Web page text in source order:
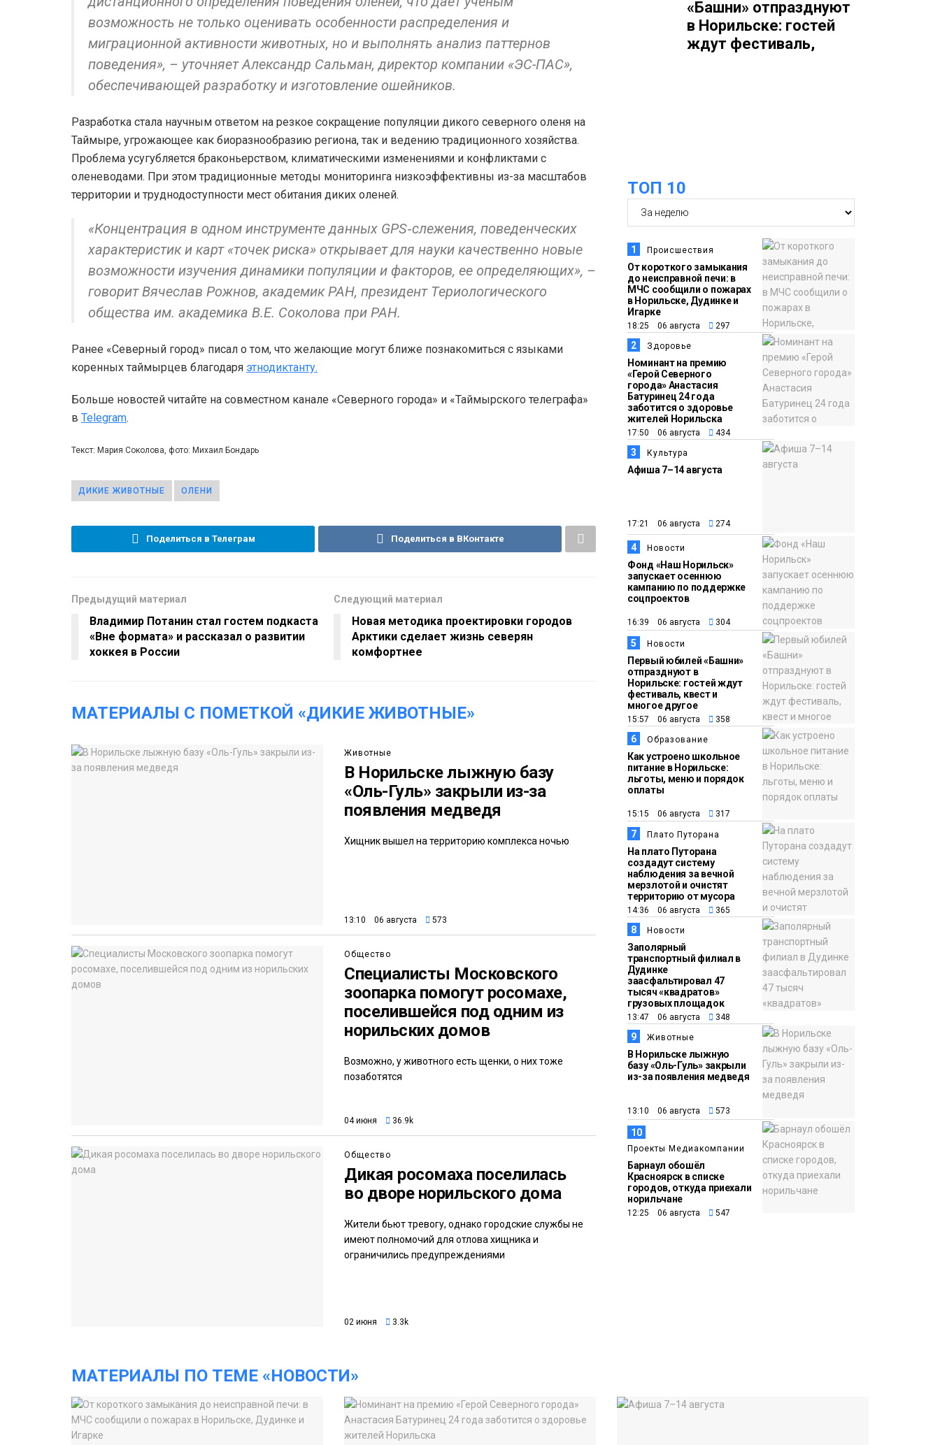
возможность не только оценивать особенности распределения и
миграционной активности животных, но и выполнять анализ паттернов
поведения», – уточняет Александр Сальман, директор компании «ЭС-ПАС»,
обеспечивающей разработку и изготовление ошейников.
Разработка стала научным ответом на резкое сокращение популяции дикого северного оленя на
Таймыре, угрожающее как биоразнообразию региона, так и ведению традиционного хозяйства.
Проблема усугубляется браконьерством, климатическими изменениями и конфликтами с
оленеводами. При этом традиционные методы мониторинга низкоэффективны из-за масштабов
территории и труднодоступности мест обитания диких оленей.
«Концентрация в одном инструменте данных GPS‑слежения, поведенческих
характеристик и карт «точек риска» открывает для науки качественно новые
возможности изучения динамики популяции и факторов, ее определяющих», –
говорит Вячеслав Рожнов, академик РАН, президент Териологического
общества им. академика В.Е. Соколова при РАН.
Ранее «Северный город» писал о том, что желающие могут ближе познакомиться с языками
коренных таймырцев благодаря этнодиктанту.
Больше новостей читайте на совместном канале «Северного города» и «Таймырского телеграфа»
в Telegram.
Текст: Мария Соколова, фото: Михаил Бондарь
ДИКИЕ ЖИВОТНЫЕ ОЛЕНИ
Поделиться в Телеграм Поделиться в ВКонтакте
Предыдущий материал
Владимир Потанин стал гостем подкаста
«Вне формата» и рассказал о развитии
хоккея в России
Следующий материал
Новая методика проектировки городов
Арктики сделает жизнь северян
комфортнее
МАТЕРИАЛЫ С ПОМЕТКОЙ «ДИКИЕ ЖИВОТНЫЕ»
Животные
В Норильске лыжную базу
«Оль-Гуль» закрыли из-за
появления медведя
Хищник вышел на территорию комплекса ночью
13:10 06 августа 573
Общество
Специалисты Московского
зоопарка помогут росомахе,
поселившейся под одним из
норильских домов
Возможно, у животного есть щенки, о них тоже
позаботятся
04 июня 36.9k
Общество
Дикая росомаха поселилась
во дворе норильского дома
Жители бьют тревогу, однако городские службы не
имеют полномочий для отлова хищника и
ограничились предупреждениями
02 июня 3.3k
«Башни» отпразднуют
в Норильске: гостей
ждут фестиваль,
14:36
Плато
Путорана
На плато Путорана
создадут систему
наблюдения за вечной
мерзлотой и очистят
территорию от мусора
13:47
Новости
Заполярный
транспортный филиал
в Дудинке
заасфальтировал 47
тысяч «квадратов»
грузовых площадок
13:10
В Норильске лыжную
базу «Оль-Гуль»
12:25
Медиакомпании
Барнаул обошёл
Красноярск в
списке городов,
откуда приехали
норильчане
ТОП 10
1 Происшествия
От короткого замыкания
до неисправной печи: в
МЧС сообщили о пожарах
в Норильске, Дудинке и
Игарке
18:25 06 августа 297
2 Здоровье
Номинант на премию
«Герой Северного
города» Анастасия
Батуринец 24 года
заботится о здоровье
жителей Норильска
17:50 06 августа 434
3 Культура
Афиша 7–14 августа
17:21 06 августа 274
4 Новости
Фонд «Наш Норильск»
запускает осеннюю
кампанию по поддержке
соцпроектов
16:39 06 августа 304
5 Новости
Первый юбилей «Башни»
отпразднуют в
Норильске: гостей ждут
фестиваль, квест и
многое другое
15:57 06 августа 358
6 Образование
Как устроено школьное
питание в Норильске:
льготы, меню и порядок
оплаты
15:15 06 августа 317
7 Плато Путорана
На плато Путорана
создадут систему
наблюдения за вечной
мерзлотой и очистят
территорию от мусора
14:36 06 августа 365
8 Новости
Заполярный
транспортный филиал в
Дудинке
заасфальтировал 47
тысяч «квадратов»
грузовых площадок
13:47 06 августа 348
9 Животные
В Норильске лыжную
базу «Оль-Гуль» закрыли
из-за появления медведя
13:10 06 августа 573
10
Проекты Медиакомпании
Барнаул обошёл
Красноярск в списке
городов, откуда приехали
норильчане
12:25 06 августа 547
МАТЕРИАЛЫ ПО ТЕМЕ «НОВОСТИ»